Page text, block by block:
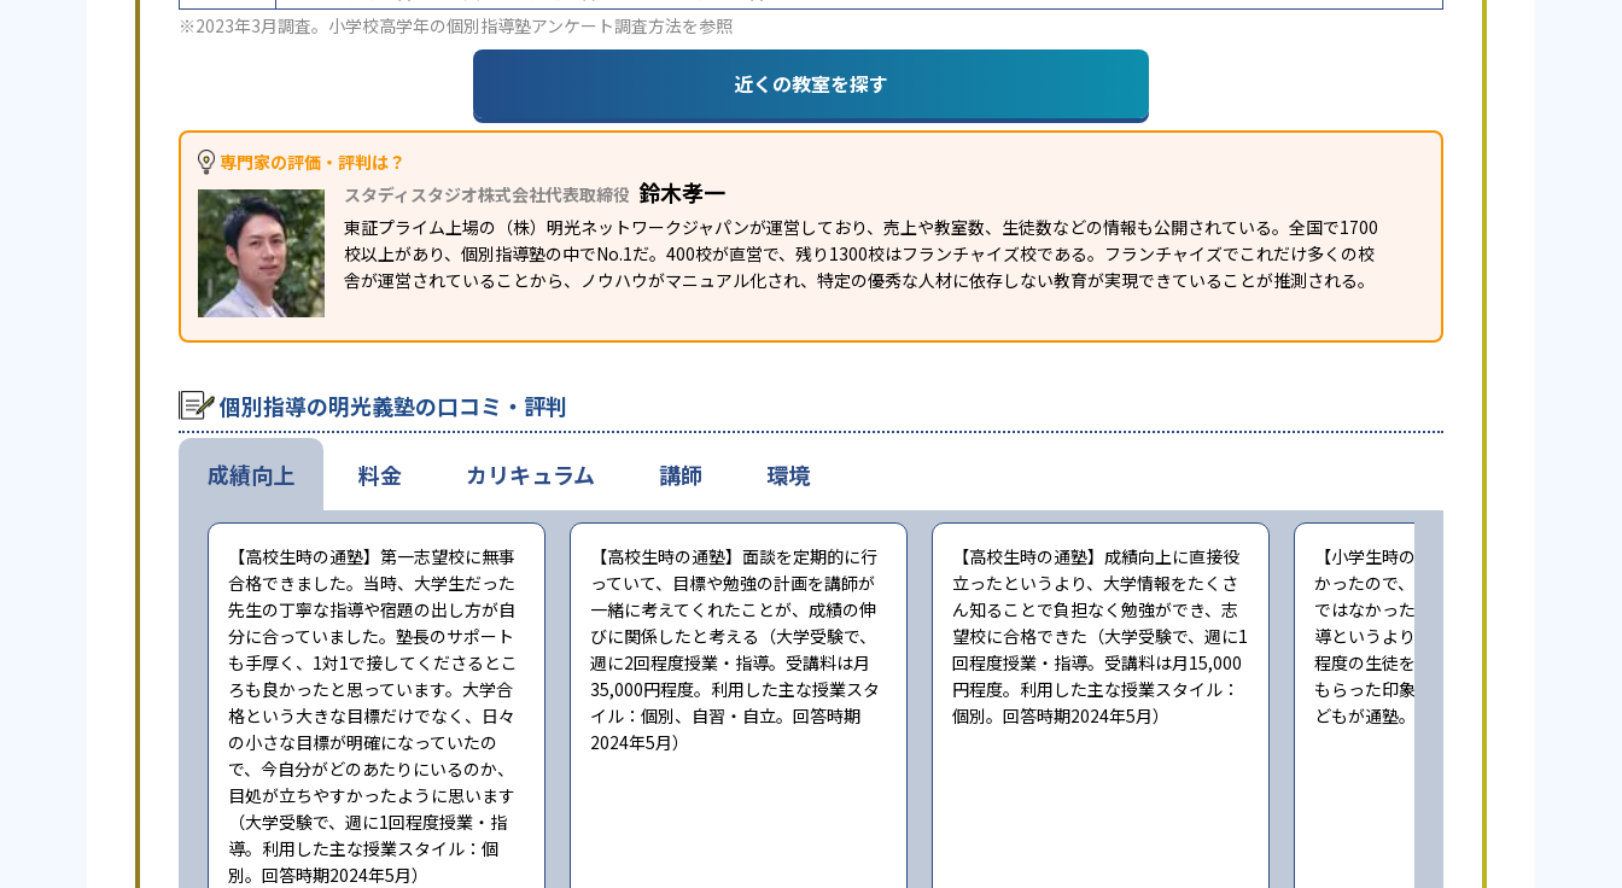
※2023年3月調査。 小学校高学年の個別指導塾アンケート調査方法を参照
近くの教室を探す
専門家の評価・評判は？
スタディスタジオ株式会社代表取締役 鈴木孝一
東証プライム上場の（株）明光ネットワークジャパンが運営しており、売上や教室数、生徒数などの情報も公開されている。全国で1700
校以上があり、個別指導塾の中でNo.1だ。400校が直営で、残り1300校はフランチャイズ校である。フランチャイズでこれだけ多くの校
舎が運営されていることから、ノウハウがマニュアル化され、特定の優秀な人材に依存しない教育が実現できていることが推測される。
個別指導の明光義塾の口コミ・評判
成績向上
【高校生時の通塾】第一志望校に無事
合格できました。当時、大学生だった
先生の丁寧な指導や宿題の出し方が自
分に合っていました。塾長のサポート
も手厚く、1対1で接してくださるとこ
ろも良かったと思っています。大学合
格という大きな目標だけでなく、日々
の小さな目標が明確になっていたの
で、今自分がどのあたりにいるのか、
目処が立ちやすかったように思います
（大学受験で、週に1回程度授業・指
導。利用した主な授業スタイル：個
別。回答時期2024年5月）
【高校生時の通塾】面談を定期的に行
っていて、目標や勉強の計画を講師が
一緒に考えてくれたことが、成績の伸
びに関係したと考える（大学受験で、
週に2回程度授業・指導。受講料は月
35,000円程度。利用した主な授業スタ
イル：個別、自習・自立。回答時期
2024年5月）
【高校生時の通塾】成績向上に直接役
立ったというより、大学情報をたくさ
ん知ることで負担なく勉強ができ、志
望校に合格できた（大学受験で、週に1
回程度授業・指導。受講料は月15,000
円程度。利用した主な授業スタイル：
個別。回答時期2024年5月）
【小学生時の通塾】本人にやる気が無
かったので、成績向上するという感じ
ではなかった。また指導自体も個人指
導というより、一人の先生が一度に3人
程度の生徒をみており、きちんとみて
もらった印象ではない（小学6年時に子
どもが通塾。回答時期:2023年3月）
料金 カリキュラム 講師 環境